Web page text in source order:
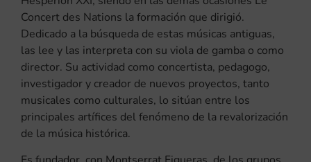
Concert des Nations la formación que dirigió.
Dedicado a la búsqueda de estas músicas antiguas,
las lee y las interpreta con su viola de gamba o como
director. Su actividad como concertista, pedagogo,
investigador y creador de nuevos proyectos, tanto
musicales como culturales, lo sitúan entre los
principales artífices del fenómeno de la revalorización
de la música histórica.